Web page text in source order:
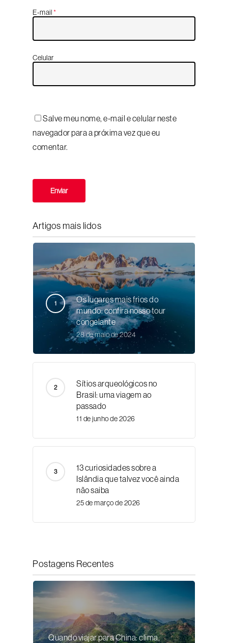
E-mail*
Celular
Salve meu nome, e-mail e celular neste
navegador para a próxima vez que eu
comentar.
Artigos mais lidos
Os lugares mais frios do
mundo: confira nosso tour
congelante
28 de maio de 2024
Sítios arqueológicos no
Brasil: uma viagem ao
passado
11 de junho de 2026
13 curiosidades sobre a
Islândia que talvez você ainda
não saiba
25 de março de 2026
Postagens Recentes
Quando viajar para China: clima,